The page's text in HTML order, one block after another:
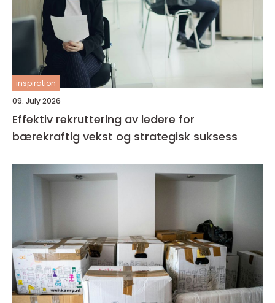
inspiration
09. July 2026
Effektiv rekruttering av ledere for
bærekraftig vekst og strategisk suksess